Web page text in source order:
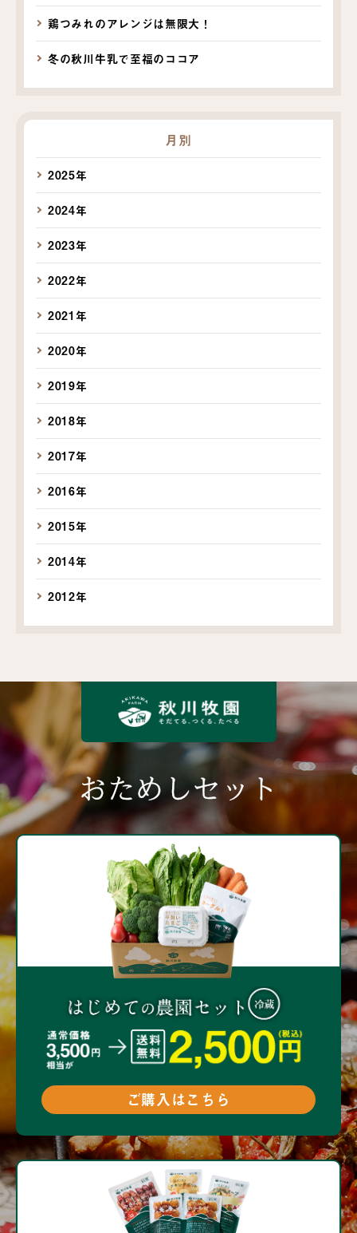
鶏つみれのアレンジは無限大！
冬の秋川牛乳で至福のココア
月別
2025年
2024年
2023年
2022年
2021年
2020年
2019年
2018年
2017年
2016年
2015年
2014年
2012年
おためしセット
ご購入はこちら